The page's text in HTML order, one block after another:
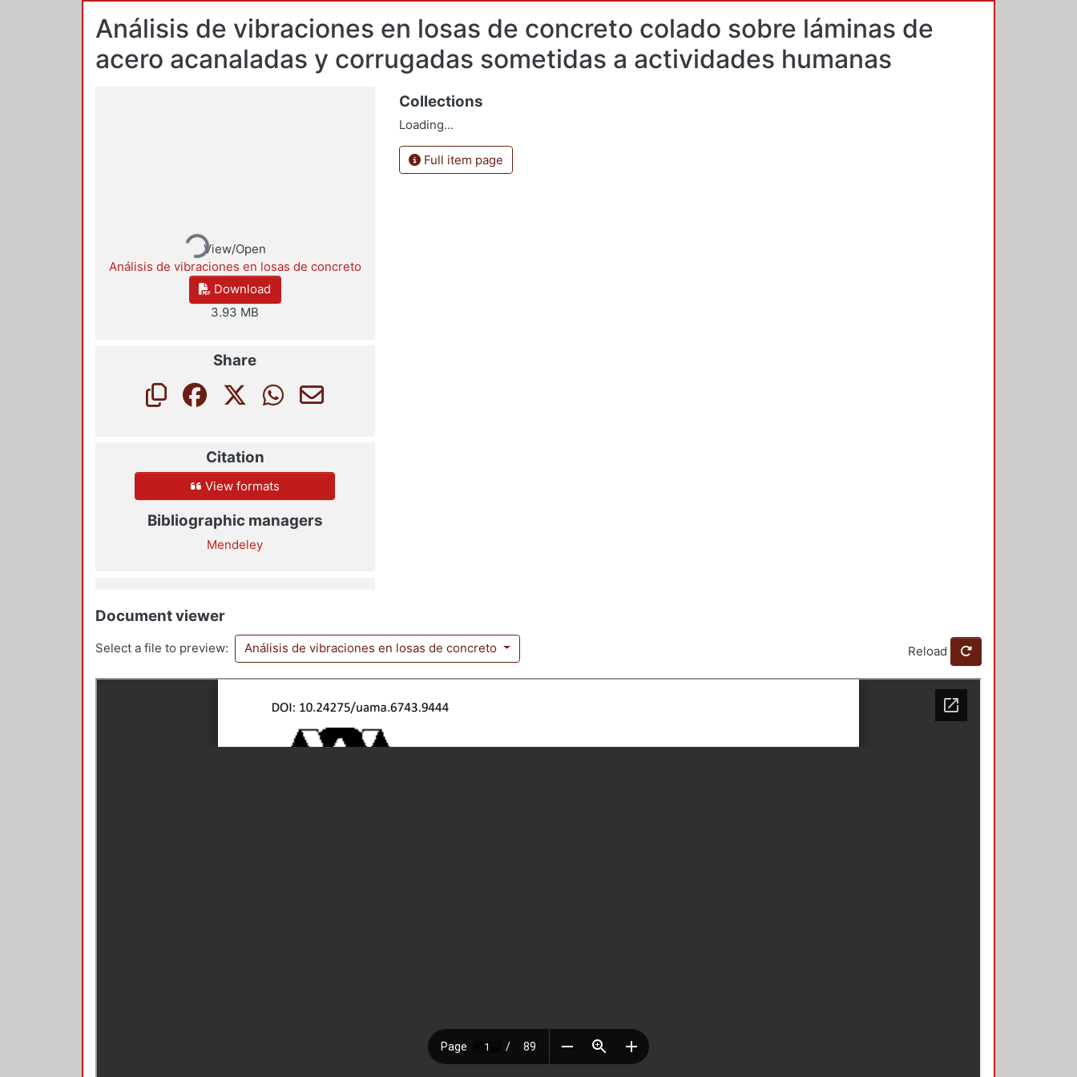
Análisis de vibraciones en losas de concreto colado sobre láminas de
acero acanaladas y corrugadas sometidas a actividades humanas
Loading...View/Open
Análisis de vibraciones en losas de concreto
Download
3.93 MB
Share
Citation
View formats
Bibliographic managers
Mendeley
Collections
Loading...
Full item page
Document viewer
Select a file to preview: Análisis de vibraciones en losas de concreto Reload